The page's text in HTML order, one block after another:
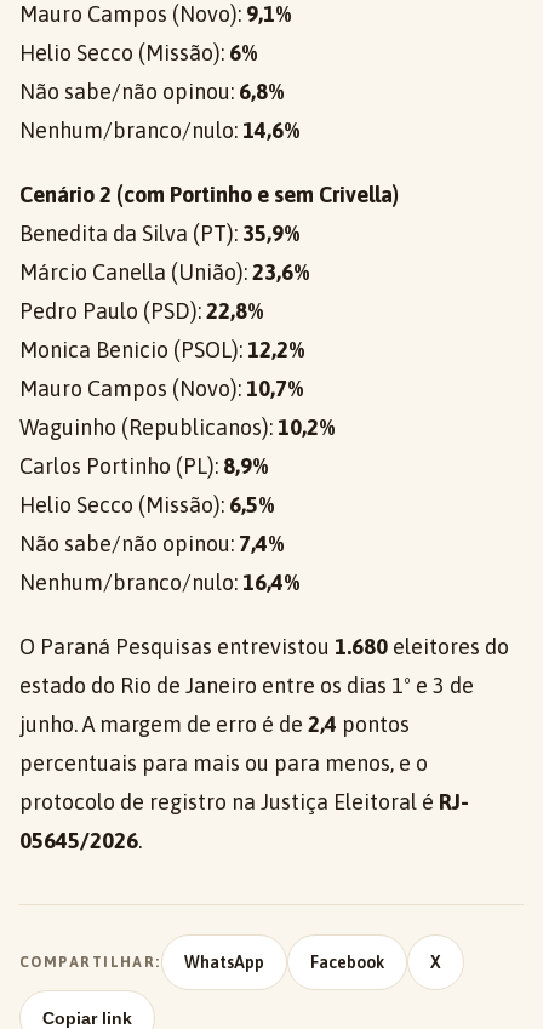
Mauro Campos (Novo): 9,1%
Helio Secco (Missão): 6%
Não sabe/não opinou: 6,8%
Nenhum/branco/nulo: 14,6%
Cenário 2 (com Portinho e sem Crivella)
Benedita da Silva (PT): 35,9%
Márcio Canella (União):23,6%
Pedro Paulo (PSD):22,8%
Monica Benicio (PSOL): 12,2%
Mauro Campos (Novo): 10,7%
Waguinho (Republicanos): 10,2%
Carlos Portinho (PL): 8,9%
Helio Secco (Missão): 6,5%
Não sabe/não opinou: 7,4%
Nenhum/branco/nulo: 16,4%
O Paraná Pesquisas entrevistou 1.680 eleitores do
estado do Rio de Janeiro entre os dias 1º e 3 de
junho. A margem de erro é de 2,4 pontos
percentuais para mais ou para menos, e o
protocolo de registro na Justiça Eleitoral é RJ-
05645/2026.
COMPARTILHAR: WhatsApp Facebook X
Copiar link